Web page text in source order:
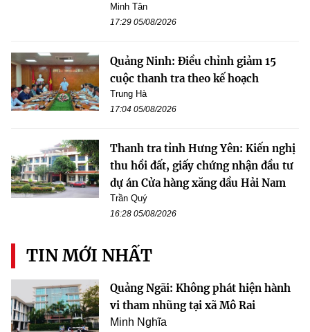
Minh Tân
17:29 05/08/2026
Quảng Ninh: Điều chỉnh giảm 15
cuộc thanh tra theo kế hoạch
Trung Hà
17:04 05/08/2026
Thanh tra tỉnh Hưng Yên: Kiến nghị
thu hồi đất, giấy chứng nhận đầu tư
dự án Cửa hàng xăng dầu Hải Nam
Trần Quý
16:28 05/08/2026
TIN MỚI NHẤT
Quảng Ngãi: Không phát hiện hành
vi tham nhũng tại xã Mô Rai
Minh Nghĩa